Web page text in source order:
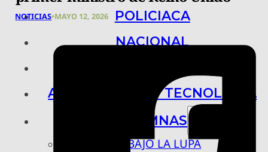
POLICIACA
NACIONAL
ARTE, CIENCIA Y TECNOLOGÍA
COLUMNAS
BAJO LA LUPA
NOTICIAS•MAYO 12, 2026